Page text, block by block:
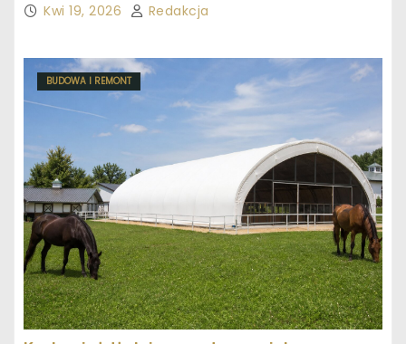
Kwi 19, 2026 Redakcja
BUDOWA I REMONT